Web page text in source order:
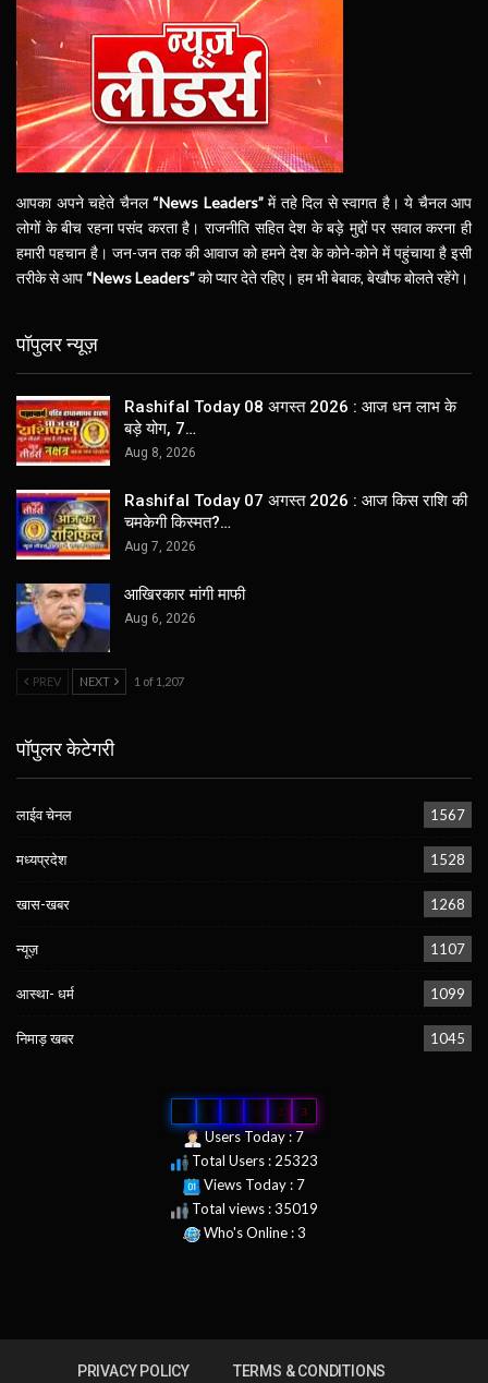
आपका अपने चहेते चैनल “News Leaders”में तहे दिल से स्वागत है। ये चैनल आप
लोगों के बीच रहना पसंद करता है। राजनीति सहित देश के बड़े मुद्दों पर सवाल करना ही
हमारी पहचान है। जन-जन तक की आवाज को हमने देश के कोने-कोने में पहुंचाया है इसी
तरीके से आप “News Leaders”को प्यार देते रहिए। हम भी बेबाक, बेखौफ बोलते रहेंगे।
पॉपुलर न्यूज़
Rashifal Today 08 अगस्त 2026 : आज धन लाभ के
बड़े योग, 7…
Aug 8, 2026
Rashifal Today 07 अगस्त 2026 : आज किस राशि की
चमकेगी किस्मत?…
Aug 7, 2026
आखिरकार मांगी माफी
Aug 6, 2026
PREV NEXT 1 of 1,207
पॉपुलर केटेगरी
लाईव चेनल 1567
मध्यप्रदेश 1528
खास-खबर 1268
न्यूज़ 1107
आस्था- धर्म 1099
निमाड़ खबर 1045
3 2 3
Users Today : 7
Total Users : 25323
Views Today : 7
Total views : 35019
Who's Online : 3
PRIVACY POLICY TERMS & CONDITIONS